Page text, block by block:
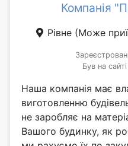
Компанія
Рівне (Може
Був на
Наша компанія має
виготовленню
не заробляє на
Вашого будинку, як